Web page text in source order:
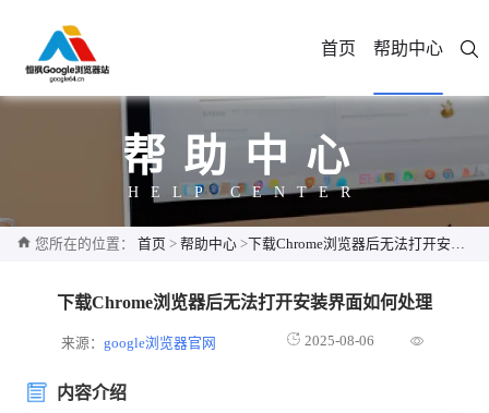
首页 帮助中心
帮助中心
HELP CENTER
您所在的位置： 首页 > 帮助中心 > 下载Chrome浏览器后无法打开安装界面如何处理
下载Chrome浏览器后无法打开安装界面如何处理
来源：google浏览器官网 2025-08-06
内容介绍